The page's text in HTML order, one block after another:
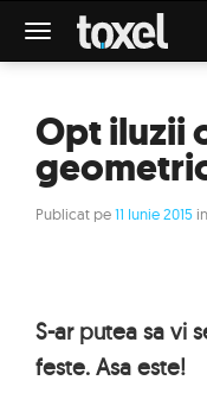
Meniu
Opt iluzii
Publicat pe11 Iunie 2015 in
S-ar putea sa vi
feste. Asa este!